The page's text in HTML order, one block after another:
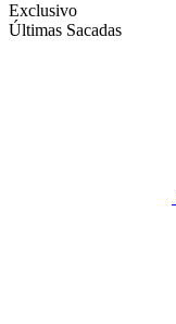
Exclusivo
Últimas Sacadas